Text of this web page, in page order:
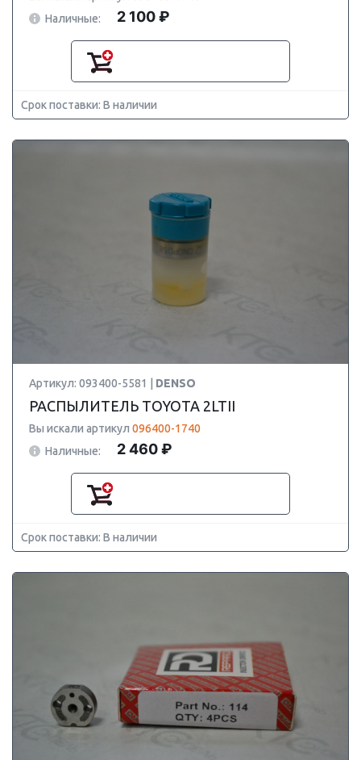
Наличные:
2 100 ₽
Срок поставки: В наличии
Артикул: 093400-5581 | DENSO
РАСПЫЛИТЕЛЬ TOYOTA 2LTII
Вы искали артикул 096400-1740
Наличные:
2 460 ₽
Срок поставки: В наличии